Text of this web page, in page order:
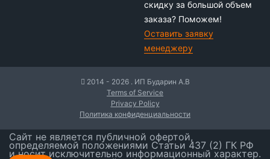
скидку за большой объем
заказа? Поможем!
Оставить заявку
менеджеру
2014 - 2026 . ИП Бударин А.В
Terms of Service
Privacy Policy
Политика конфиденциальности
Сайт не является публичной офертой,
определяемой положениями Статьи 437 (2) ГК РФ
и носит исключительно информационный характер.